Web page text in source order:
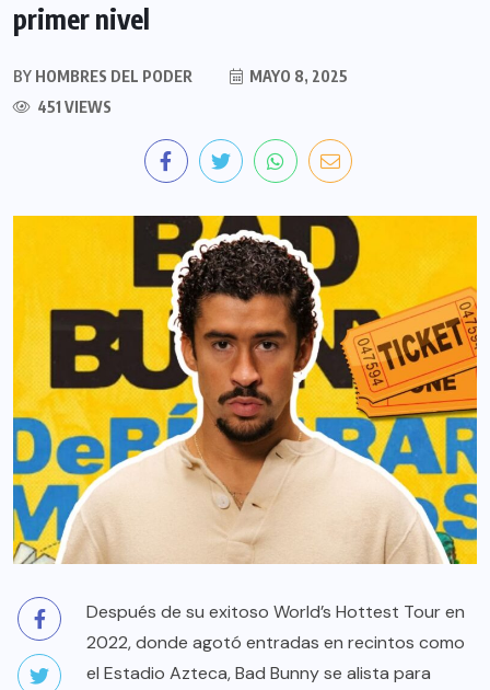
primer nivel
BY HOMBRES DEL PODER
MAYO 8, 2025
451 VIEWS
Después de su exitoso World’s Hottest Tour en
2022, donde agotó entradas en recintos como
el Estadio Azteca, Bad Bunny se alista para